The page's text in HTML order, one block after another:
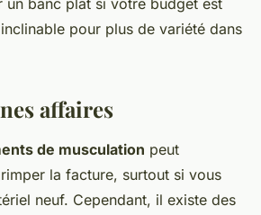
un banc plat si votre budget est
pour plus de variété dans
affaires
de musculation peut
la facture, surtout si vous
neuf. Cependant, il existe des